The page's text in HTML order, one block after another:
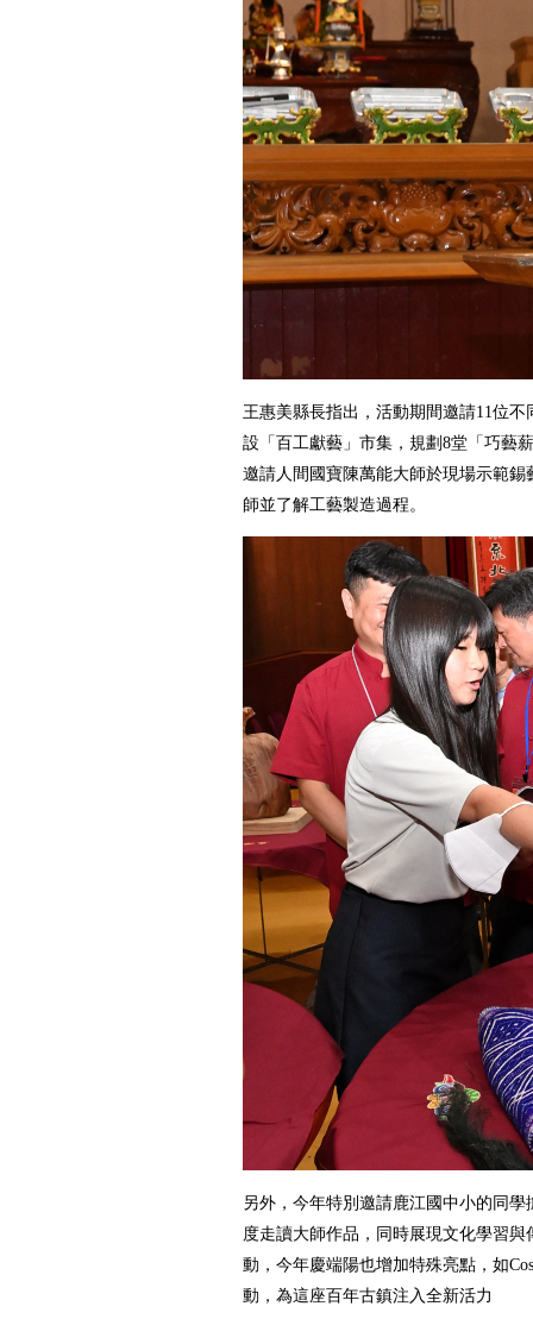
王惠美縣長指出，活動期間邀請11位
設「百工獻藝」市集，規劃8堂「巧藝
邀請人間國寶陳萬能大師於現場示範
師並了解工藝製造過程。
另外，今年特別邀請鹿江國中小的同
度走讀大師作品，同時展現文化學習
動，今年慶端陽也增加特殊亮點，如
動，為這座百年古鎮注入全新活力